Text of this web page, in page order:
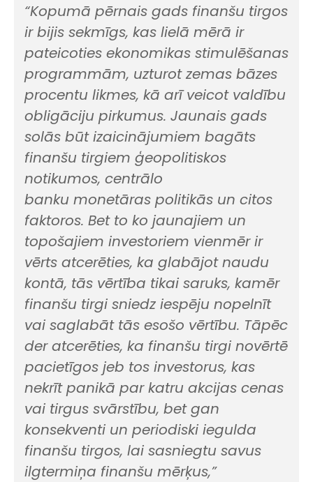
“Kopumā pērnais gads finanšu tirgos
ir bijis sekmīgs, kas lielā mērā ir
pateicoties ekonomikas stimulēšanas
programmām, uzturot zemas bāzes
procentu likmes, kā arī veicot valdību
obligāciju pirkumus. Jaunais gads
solās būt izaicinājumiem bagāts
finanšu tirgiem ģeopolitiskos
notikumos, centrālo
banku monetāras politikās un citos
faktoros. Bet to ko jaunajiem un
topošajiem investoriem vienmēr ir
vērts atcerēties, ka glabājot naudu
kontā, tās vērtība tikai saruks, kamēr
finanšu tirgi sniedz iespēju nopelnīt
vai saglabāt tās esošo vērtību. Tāpēc
der atcerēties, ka finanšu tirgi novērtē
pacietīgos jeb tos investorus, kas
nekrīt panikā par katru akcijas cenas
vai tirgus svārstību, bet gan
konsekventi un periodiski iegulda
finanšu tirgos, lai sasniegtu savus
ilgtermiņa finanšu mērķus,”